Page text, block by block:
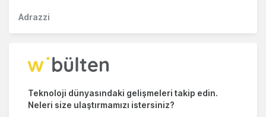
Adrazzi
Teknoloji dünyasındaki gelişmeleri takip edin.
Neleri size ulaştırmamızı istersiniz?